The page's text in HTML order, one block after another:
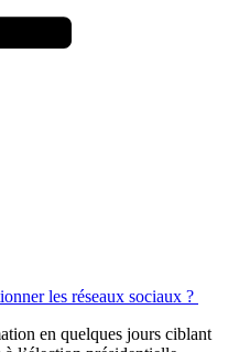
les réseaux sociaux ?
en quelques jours ciblant